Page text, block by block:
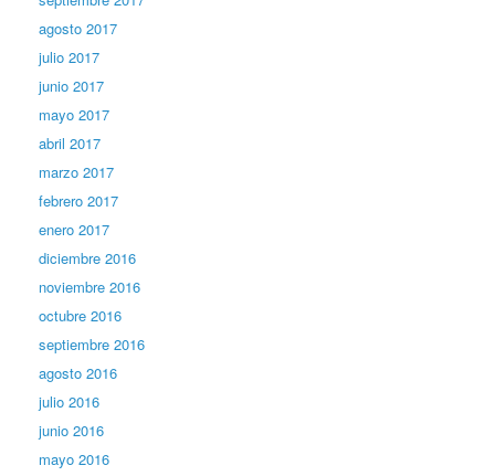
agosto 2017
julio 2017
junio 2017
mayo 2017
abril 2017
marzo 2017
febrero 2017
enero 2017
diciembre 2016
noviembre 2016
octubre 2016
septiembre 2016
agosto 2016
julio 2016
junio 2016
mayo 2016